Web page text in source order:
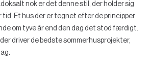
nok er det denne stil, der holder sig
Et hus der er tegnet efter de principper
om tyve år end den dag det stod færdigt.
driver de bedste sommerhusprojekter,